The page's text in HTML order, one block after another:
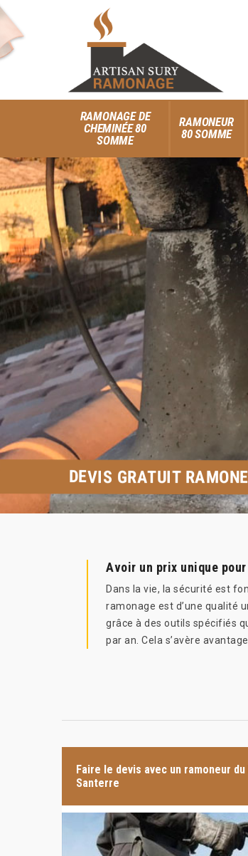
RAMONAGE DE
CHEMINÉE 80
SOMME
RAMONEUR
80 SOMME
DEVIS GRATUIT
Avoir un prix unique
Dans la vie, la sécurité est
ramonage est d’une qualité
grâce à des outils spécifiés
par an. Cela s’avère
Faire le devis avec un ramoneur
Santerre